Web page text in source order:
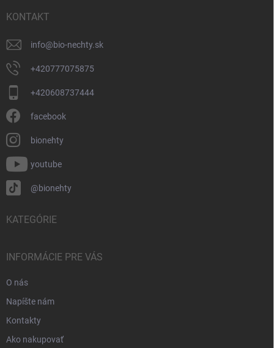
KONTAKT
info@bio-nechty.sk
+420777075875
+420608737444
facebook
bionehty
youtube
@bionehty
KATEGÓRIE
INFORMÁCIE PRE VÁS
O nás
Napíšte nám
Kontakty
Ako nakupovať